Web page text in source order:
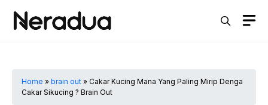
Home » brain out » Cakar Kucing Mana Yang Paling Mirip Denga
Cakar Sikucing ? Brain Out